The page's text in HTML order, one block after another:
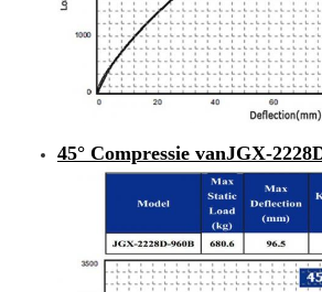
45° Compressie vanJGX-